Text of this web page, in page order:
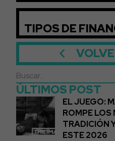
ÚLTIMOS POST
EL JUEGO:
ROMPE LOS
TRADICIÓN
ESTE 2026